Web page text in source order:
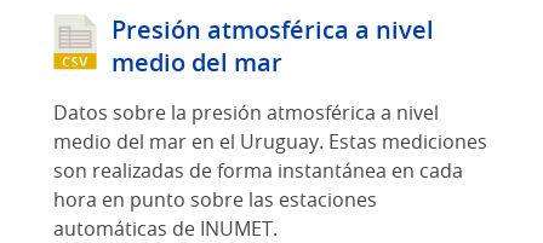
Presión atmosférica a nivel
medio del mar
Datos sobre la presión atmosférica a nivel
medio del mar en el Uruguay. Estas mediciones
son realizadas de forma instantánea en cada
hora en punto sobre las estaciones
automáticas de INUMET.